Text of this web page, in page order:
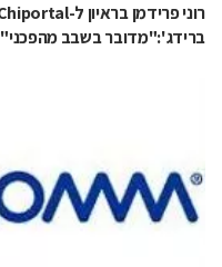
ברידג':"מדובר בשבב מהפכני"